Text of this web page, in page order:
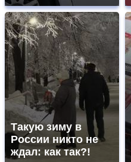
Такую зиму в
России никто не
ждал: как так?!